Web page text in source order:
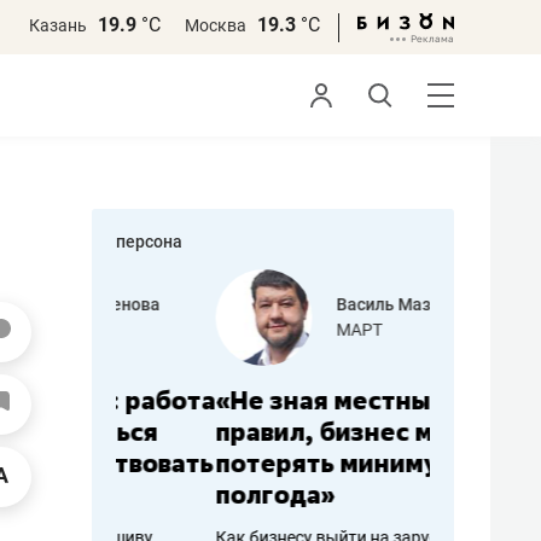
Казань 19.9 °С Москва 19.3 °С
персона
работа
Василь Мазитов
МАРТ
«Не зная местных
правил, бизнес может
потерять минимум
полгода»